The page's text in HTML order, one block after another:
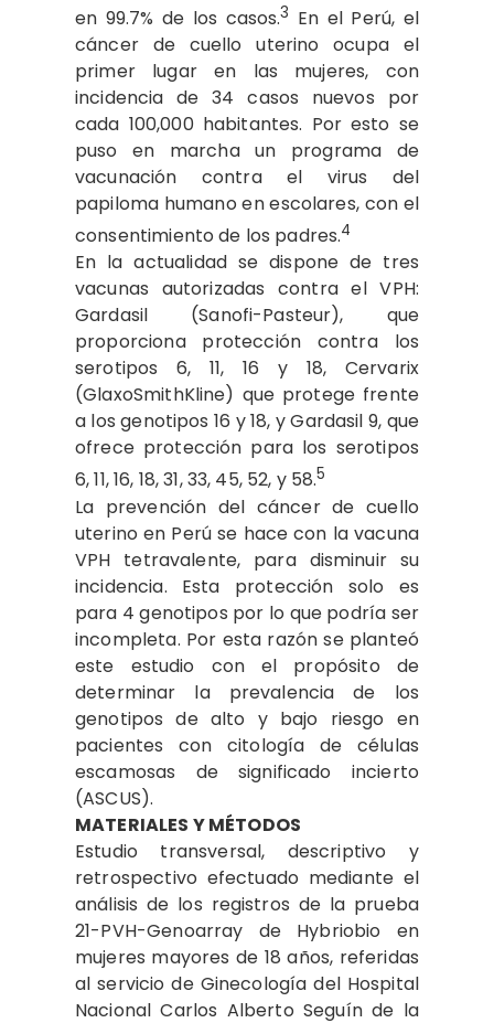
en 99.7% de los casos.3 En el Perú, el
cáncer de cuello uterino ocupa el
primer lugar en las mujeres, con
incidencia de 34 casos nuevos por
cada 100,000 habitantes. Por esto se
puso en marcha un programa de
vacunación contra el virus del
papiloma humano en escolares, con el
consentimiento de los padres.4
En la actualidad se dispone de tres
vacunas autorizadas contra el VPH:
Gardasil (Sanofi-Pasteur), que
proporciona protección contra los
serotipos 6, 11, 16 y 18, Cervarix
(GlaxoSmithKline) que protege frente
a los genotipos 16 y 18, y Gardasil 9, que
ofrece protección para los serotipos
6, 11, 16, 18, 31, 33, 45, 52, y 58.5
La prevención del cáncer de cuello
uterino en Perú se hace con la vacuna
VPH tetravalente, para disminuir su
incidencia. Esta protección solo es
para 4 genotipos por lo que podría ser
incompleta. Por esta razón se planteó
este estudio con el propósito de
determinar la prevalencia de los
genotipos de alto y bajo riesgo en
pacientes con citología de células
escamosas de significado incierto
(ASCUS).
MATERIALES Y MÉTODOS
Estudio transversal, descriptivo y
retrospectivo efectuado mediante el
análisis de los registros de la prueba
21-PVH-Genoarray de Hybriobio en
mujeres mayores de 18 años, referidas
al servicio de Ginecología del Hospital
Nacional Carlos Alberto Seguín de la